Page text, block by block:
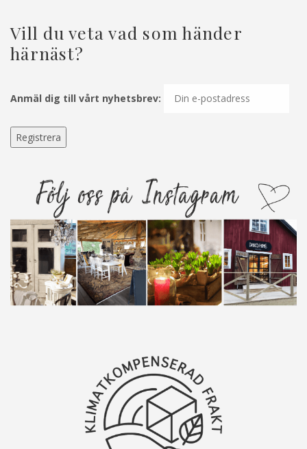
Vill du veta vad som händer
härnäst?
Anmäl dig till vårt nyhetsbrev: